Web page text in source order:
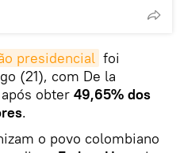
presidencial foi
(21), com De la
obter 49,65% dos
.
o povo colombiano